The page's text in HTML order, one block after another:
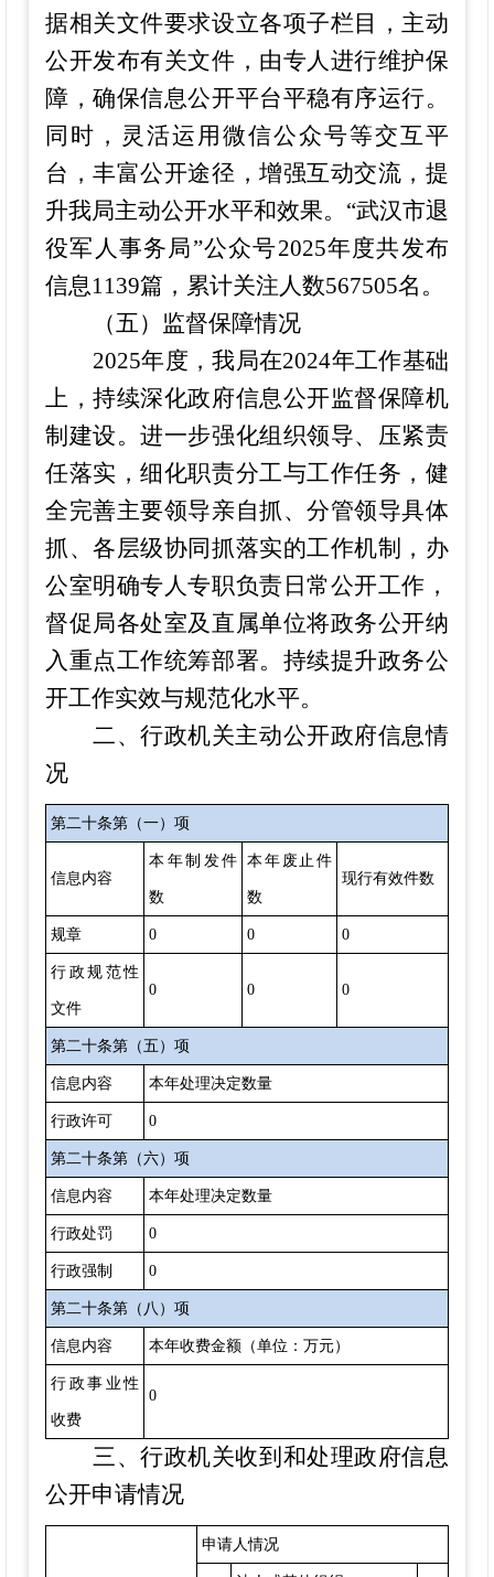
据相关文件要求设立各项子栏目，主动
公开发布有关文件，由专人进行维护保
障，确保信息公开平台平稳有序运行。
同时，灵活运用微信公众号等交互平
台，丰富公开途径，增强互动交流，提
升我局主动公开水平和效果。 “武汉市退
役军人事务局”公众号2025年度共发布
信息1139篇， 累计关注人数567505名。
（五）监督保障情况
2025年度，我局在2024年工作基础
上，持续深化政府信息公开监督保障机
制建设。进一步强化组织领导、压紧责
任落实，细化职责分工与工作任务，健
全完善主要领导亲自抓、分管领导具体
抓、各层级协同抓落实的工作机制，办
公室明确专人专职负责日常公开工作，
督促局各处室及直属单位将政务公开纳
入重点工作统筹部署。持续提升政务公
开工作实效与规范化水平。
二、行政机关主动公开政府信息情
况
第二十条第（一）项
信息内容
本年制发件
数
本年废止件
数
现行有效件数
规章 0 0 0
行政规范性
文件
0 0 0
第二十条第（五）项
信息内容 本年处理决定数量
行政许可 0
第二十条第（六）项
信息内容 本年处理决定数量
行政处罚 0
行政强制 0
第二十条第（八）项
信息内容 本年收费金额（单位：万元）
行政事业性
收费
0
三、行政机关收到和处理政府信息
公开申请情况
申请人情况